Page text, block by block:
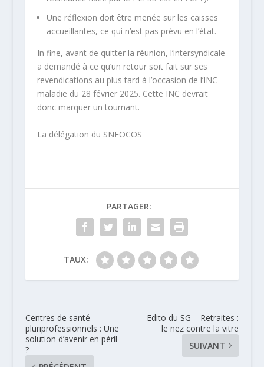
Une réflexion doit être menée sur les caisses
accueillantes, ce qui n’est pas prévu en l’état.
In fine, avant de quitter la réunion, l’intersyndicale
a demandé à ce qu’un retour soit fait sur ses
revendications au plus tard à l’occasion de l’INC
maladie du 28 février 2025. Cette INC devrait
donc marquer un tournant.
La délégation du SNFOCOS
PARTAGER:
TAUX:
Centres de santé
pluriprofessionnels : Une
solution d’avenir en péril
?
Edito du SG – Retraites :
le nez contre la vitre
SUIVANT